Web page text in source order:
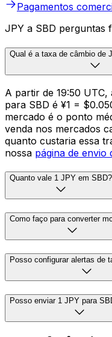
Pagamentos
JPY a SBD perguntas
Qual é a taxa de câmbio de
A partir de 19:50
para SBD é ¥1 =
mercado é o ponto
venda nos mercados
quanto custaria essa
nossa página de envio
Quanto vale 1 JPY em SBD?
Como faço para converter
Posso configurar alertas de
Posso enviar 1 JPY para